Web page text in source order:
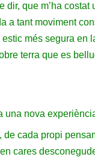
que m’ha
tant moviment
més segura en
terra que es
una nova
de cada propi
cares